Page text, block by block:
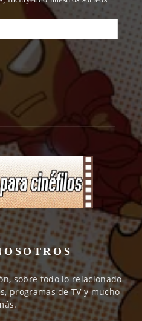
sobre todo lo relacionado
programas de TV y mucho